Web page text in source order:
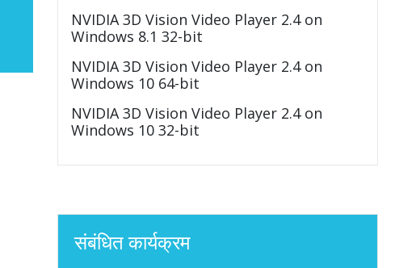
NVIDIA 3D Vision Video Player 2.4 on
Windows 8.1 32-bit
NVIDIA 3D Vision Video Player 2.4 on
Windows 10 64-bit
NVIDIA 3D Vision Video Player 2.4 on
Windows 10 32-bit
संबंधित कार्यक्रम